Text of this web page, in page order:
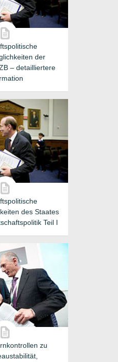
der
– detailliertere
des Staates
Teil I
zu